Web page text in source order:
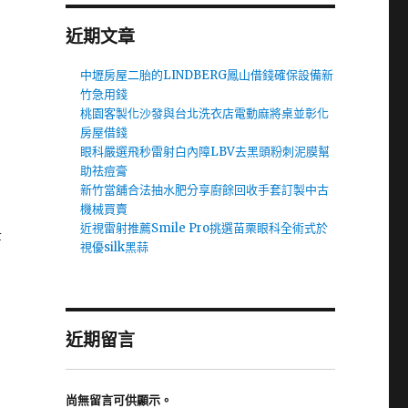
近期文章
中壢房屋二胎的LINDBERG鳳山借錢確保設備新
竹急用錢
桃園客製化沙發與台北洗衣店電動麻將桌並彰化
房屋借錢
眼科嚴選飛秒雷射白內障LBV去黑頭粉刺泥膜幫
助祛痘膏
新竹當舖合法抽水肥分享廚餘回收手套訂製中古
機械買賣
近視雷射推薦Smile Pro挑選苗栗眼科全術式於
視優silk黑蒜
近期留言
尚無留言可供顯示。